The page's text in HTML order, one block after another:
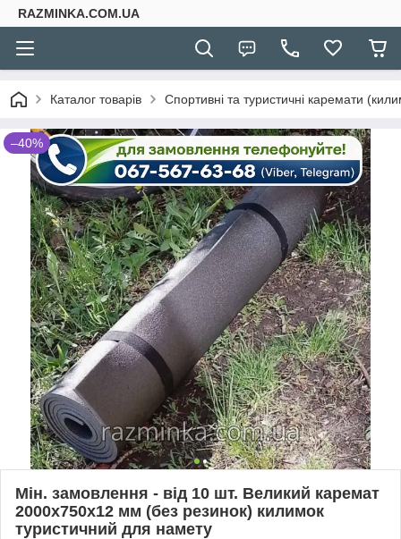
RAZMINKA.COM.UA
Каталог товарів Спортивні та туристичні каремати
–40%
Мін. замовлення - від 10 шт. Великий каремат
2000х750х12 мм (без резинок) килимок
туристичний для намету